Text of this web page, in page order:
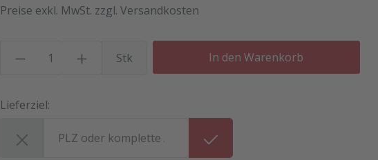
Preise exkl. MwSt. zzgl. Versandkosten
Produkt Anzahl: Gib den
Stk In den Warenkorb
Lieferziel: